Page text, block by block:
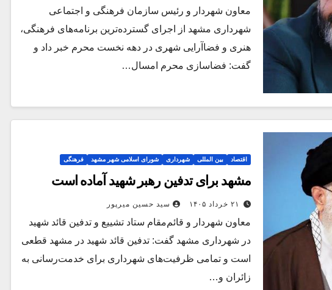
معاون شهردار و رئیس سازمان فرهنگی و اجتماعی
شهرداری مشهد از اجرای گسترده‌ترین برنامه‌های فرهنگی،
هنری و فضاآرایی شهری در دهه نخست محرم خبر داد و
گفت: فضاسازی محرم امسال…
اقتصاد بین المللی شهرداری شورای اسلامی شهر مشهد فرهنگی
مشهد برای تدفین رهبر شهید آماده است
۲۱ خرداد ۱۴۰۵ سید حسین میرپور
معاون شهردار و قائم‌مقام ستاد تشییع و تدفین قائد شهید
در شهرداری مشهد گفت: تدفین قائد شهید در مشهد قطعی
است و تمامی ظرفیت‌های شهرداری برای خدمت‌رسانی به
زائران و…